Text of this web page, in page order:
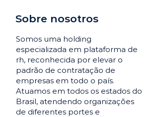
Sobre nosotros
Somos uma holding
especializada em plataforma de
rh, reconhecida por elevar o
padrão de contratação de
empresas em todo o país.
Atuamos em todos os estados do
Brasil, atendendo organizações
de diferentes portes e